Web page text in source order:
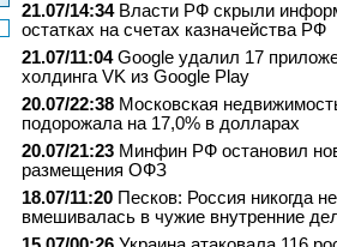
21.07/14:34 Власти РФ скрыли
остатках на счетах казначейства РФ
21.07/11:04 Google удалил 17
холдинга VK из Google Play
20.07/22:38 Московская
подорожала на 17,0% в долларах
20.07/21:23 Минфин РФ остановил
размещения ОФЗ
18.07/11:20 Песков: Россия никогда не
вмешивалась в чужие внутренние